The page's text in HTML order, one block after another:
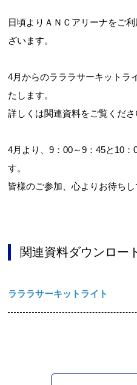
日頃よりＡＮＣアリーナをご
ざいます。
4月からのラララサーキットラ
たします。
詳しくは関連資料をご覧くださ
4月より、9：00～9：45と10
す。
皆様のご参加、心よりお待ちし
関連資料ダウンロー
ラララサーキットライト